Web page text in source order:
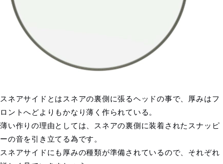
スネアサイドとはスネアの裏側に張るヘッドの事で、厚みはフ
ロントへどよりもかなり薄く作られている。
薄い作りの理由としては、スネアの裏側に装着されたスナッピ
ーの音を引き立てる為です。
スネアサイドにも厚みの種類が準備されているので、それぞれ